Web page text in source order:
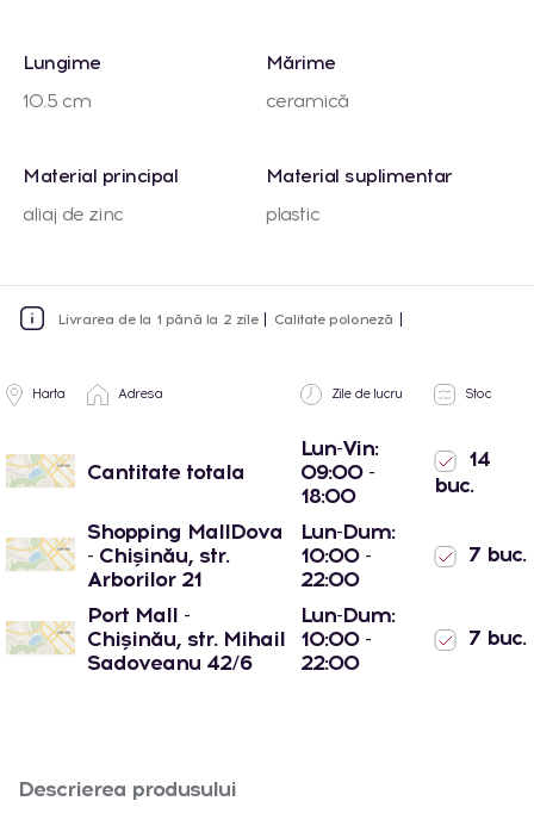
Lungime
10.5 cm
Mărime
ceramică
Material principal
aliaj de zinc
Material suplimentar
plastic
Livrarea de la 1 până la 2 zile Calitate poloneză
Harta Adresa Zile de lucru Stoc
Cantitate totala
Lun-Vin:
09:00 -
18:00
14
buc.
Shopping MallDova
- Chișinău, str.
Arborilor 21
Lun-Dum:
10:00 -
22:00
7 buc.
Port Mall -
Chișinău, str. Mihail
Sadoveanu 42/6
Lun-Dum:
10:00 -
22:00
7 buc.
Descrierea produsului